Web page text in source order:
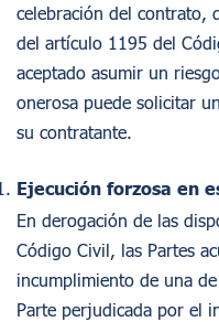
celebración del contrato,
del artículo 1195 del
aceptado asumir un
onerosa puede solicitar
su contratante.
Ejecución forzosa en
En derogación de las
Código Civil, las Partes
incumplimiento de una
Parte perjudicada por el